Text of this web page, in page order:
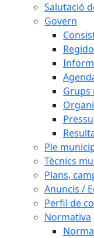
Salutació
Govern
Grups
Ple
Tècnics
Plans,
Anuncis /
Perfil de
Normativa